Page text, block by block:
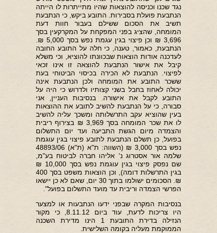
נגד שכנו וכניסה להוצאות שהיו מתייתרות לו הייתה
הנתבעת פועלת בסבירות. התובע ביקש, כי הנתבעת
תשיב את הסכום ששילם בעבור חוות דעת
המומחה, שהציג בפני המפקחת על המקרקעין בסך
3,696 ₪ וכן פיצוי בגין עגמת נפש בסך 5,000 ₪.
הנתבעת, כאמור, טענה, כי חלה על התובע החובה
לעדכנה אודות הוצאות שבכוונתו להוציא, וכי משלא
קיבל את אישור הנתבעת להוצאה זו אינו זכאי
לפיצוי. הנתבעת לא הכירה בכיסוי הביטוחי בעת
ששכר התובע את המומחה ולכן הנתבעת אינה
יכולה לאחוז בחבל בשני קצותיו ולדרוש כי היה על
התובע לקבל את אישורה. בנסיבות העניין, אני
סבורה, כי על הנתבעת להשיב לתובע את ההוצאות
בעין שהוציא עקב התרשלותה ומשכך עליה להשיב
לו את שכר המומחה בסך 3,969 ₪ בצירוף ריבית
והצמדה מיום הגשת התביעה ועד יום התשלום
בפועל, כן תשלם הנתבעת לתובע פיצוי בגין עוגמת
נפש בסך 3,000 ₪ (השווה: ת"א (ת"א) 48893/06
שלמה אור אסטרוג נ' אליהו חברה לביטוח בע"מ,
שם נפסק פיצוי בגין עוגמת נפש בסך 10,000 ₪
בגין התרשלות דומה), וכן הוצאות משפט בסך 400
₪. הסכומים ישולמו בתוך 30 יום, שאם לא כן יישאו
הפרשי הצמדה וריבית עד מועד התשלום בפועל".
בנסיבות המקרה שבפני ידעו הנתבעות או למצער
היו צריכות לדעת, עוד ביום 8.11.12, כי מקור
הנזילה בדירת התובעת 1 הינו מדירת השכנה
הממוקמת מעליה בקומה השלישית.